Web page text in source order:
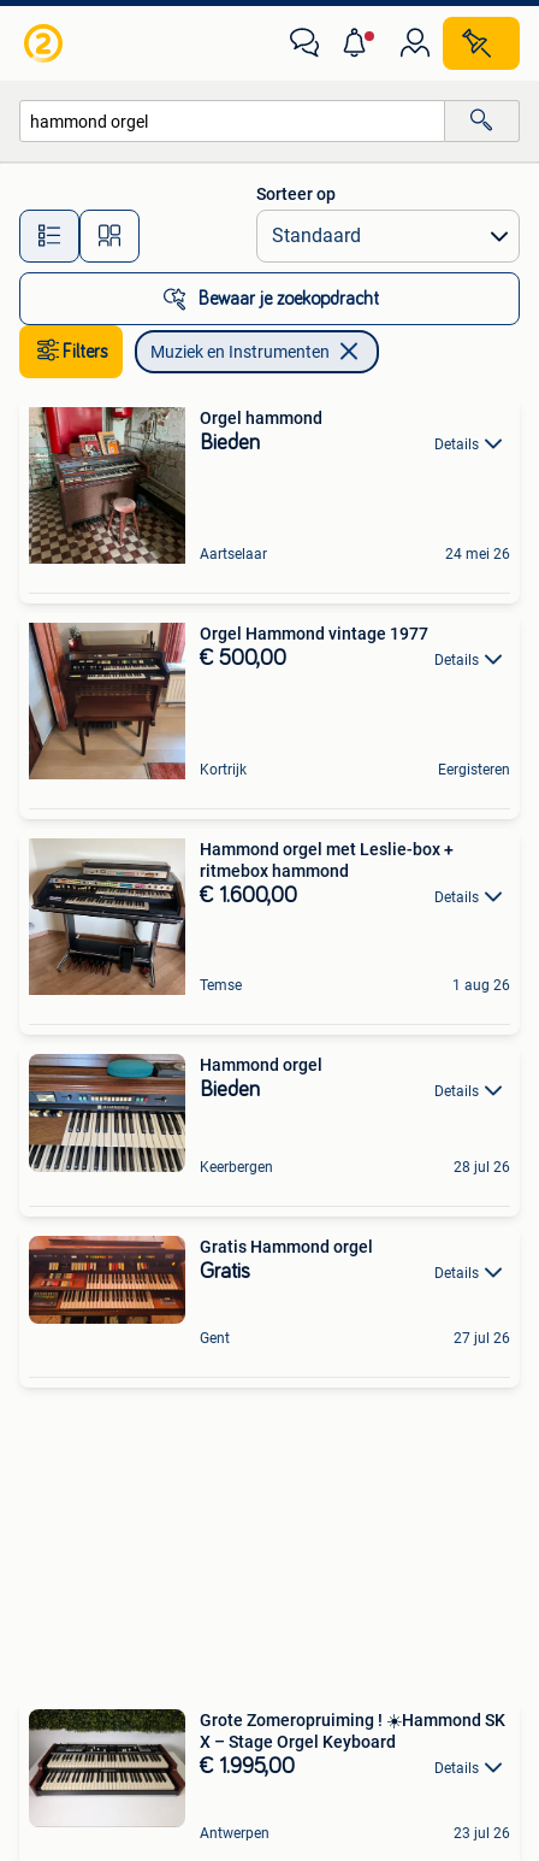
Alle afstanden…
Sorteer op
Bewaar je zoekopdracht
Filters Muziek en Instrumenten
Orgel hammond
Bieden Details
Aartselaar 24 mei 26
Orgel Hammond vintage 1977
€ 500,00 Details
Kortrijk Eergisteren
Hammond orgel met Leslie-box +
ritmebox hammond
€ 1.600,00 Details
Temse 1 aug 26
Hammond orgel
Bieden Details
Keerbergen 28 jul 26
Gratis Hammond orgel
Gratis Details
Gent 27 jul 26
Grote Zomeropruiming ! ☀️Hammond SK
X – Stage Orgel Keyboard
€ 1.995,00 Details
Antwerpen 23 jul 26